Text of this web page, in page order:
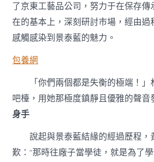
了京東工藝品公司，努力于在保存傳
在的基本上，深刻研討市場，經由過
感觸感染到景泰藍的魅力。
包養網
「你們兩個都是失衡的極端！
吧檯，用她那極度鎮靜且優雅的聲音
身手
說起與景泰藍結緣的經過歷程，
歎：“那時往廠子當學徒，就是為了